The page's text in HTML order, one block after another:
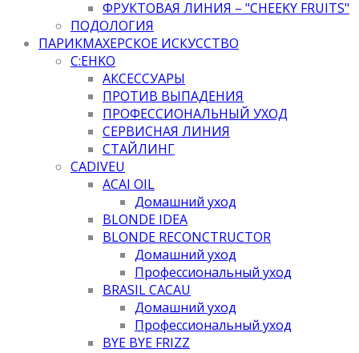
ФРУКТОВАЯ ЛИНИЯ – "CHEEKY FRUITS"
ПОДОЛОГИЯ
ПАРИКМАХЕРСКОЕ ИСКУССТВО
C:EHKO
АКСЕССУАРЫ
ПРОТИВ ВЫПАДЕНИЯ
ПРОФЕССИОНАЛЬНЫЙ УХОД
СЕРВИСНАЯ ЛИНИЯ
СТАЙЛИНГ
CADIVEU
ACAI OIL
Домашний уход
BLONDE IDEA
BLONDE RECONCTRUCTOR
Домашний уход
Профессиональный уход
BRASIL CACAU
Домашний уход
Профессиональный уход
BYE BYE FRIZZ